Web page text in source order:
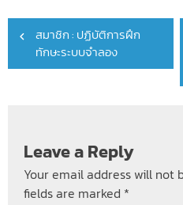
Post
navigation
สมาชิก : ปฏิบัติการฝึก
ทักษะระบบจำลอง
Leave a Reply
Your email address will not
fields are marked *